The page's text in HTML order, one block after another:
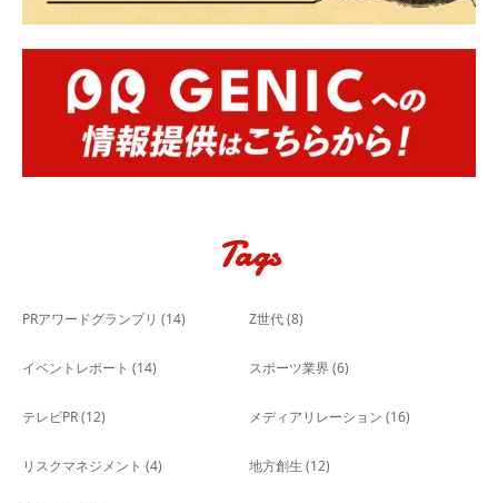
Tags
PRアワードグランプリ (14) Z世代(8)
イベントレポート (14) スポーツ業界 (6)
テレビPR(12) メディアリレーション (16)
リスクマネジメント (4) 地方創生 (12)